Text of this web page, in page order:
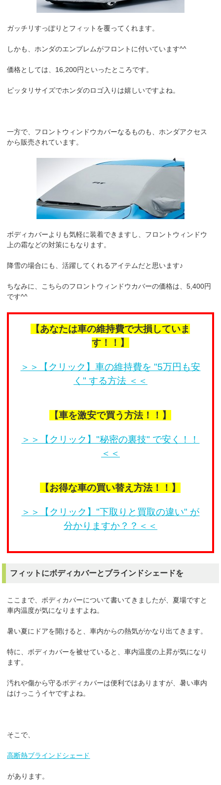
ガッチリすっぽりとフィットを覆ってくれます。
しかも、ホンダのエンブレムがフロントに付いています^^
価格としては、16,200円といったところです。
ピッタリサイズでホンダのロゴ入りは嬉しいですよね。
一方で、フロントウィンドウカバーなるものも、ホンダアクセス
から販売されています。
ボディカバーよりも気軽に装着できますし、フロントウィンドウ
上の霜などの対策にもなります。
降雪の場合にも、活躍してくれるアイテムだと思います♪
ちなみに、こちらのフロントウィンドウカバーの価格は、5,400円
です^^
【あなたは車の維持費で大損していま
す！！】
＞＞【クリック】車の維持費を "5万円も安
く" する方法 ＜＜
【車を激安で買う方法！！】
＞＞【クリック】"秘密の裏技" で安く！！
＜＜
【お得な車の買い替え方法！！】
＞＞【クリック】"下取りと買取の違い" が
分かりますか？？＜＜
フィットにボディカバーとブラインドシェードを
ここまで、ボディカバーについて書いてきましたが、夏場ですと
車内温度が気になりますよね。
暑い夏にドアを開けると、車内からの熱気がかなり出てきます。
特に、ボディカバーを被せていると、車内温度の上昇が気になり
ます。
汚れや傷から守るボディカバーは便利ではありますが、暑い車内
はけっこうイヤですよね。
そこで、
高断熱ブラインドシェード
があります。